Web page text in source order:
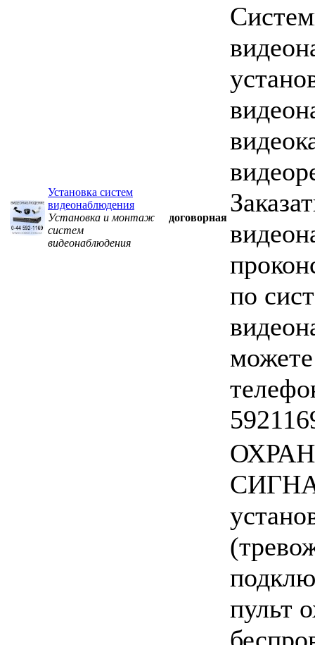
Установка систем
видеонаблюдения
Установка и монтаж
систем
видеонаблюдения
договорная
по
пульт